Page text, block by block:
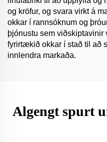
og kröfur, og svara virkt á
okkar í rannsóknum og
þjónustu sem viðskiptavinir
fyrirtækið okkar í stað til að
innlendra markaða.
Algengt spurt